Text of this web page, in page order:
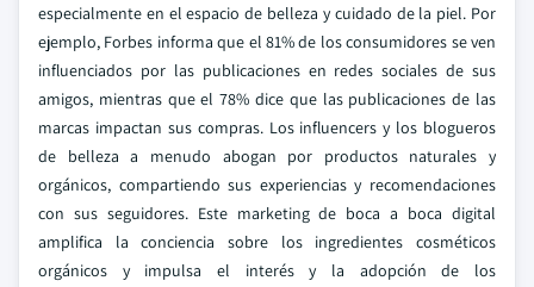
especialmente en el espacio de belleza y cuidado de la piel. Por
ejemplo, Forbes informa que el 81% de los consumidores se ven
influenciados por las publicaciones en redes sociales de sus
amigos, mientras que el 78% dice que las publicaciones de las
marcas impactan sus compras. Los influencers y los blogueros
de belleza a menudo abogan por productos naturales y
orgánicos, compartiendo sus experiencias y recomendaciones
con sus seguidores. Este marketing de boca a boca digital
amplifica la conciencia sobre los ingredientes cosméticos
orgánicos y impulsa el interés y la adopción de los